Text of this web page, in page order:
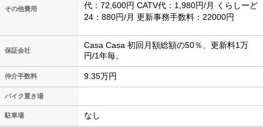
その他費用
代：72,600円 CATV代：1,980円/月 くらしーど
24：880円/月 更新事務手数料：22000円
保証会社
Casa Casa 初回月額総額の50％、更新料1万
円/1年毎。
仲介手数料 9.35万円
バイク置き場
駐車場 なし